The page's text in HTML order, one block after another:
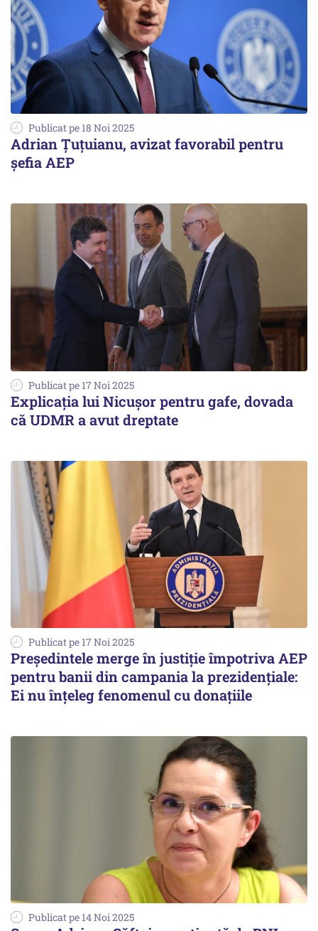
Publicat pe 18 Noi 2025
Adrian Țuțuianu, avizat favorabil pentru
șefia AEP
Publicat pe 17 Noi 2025
Explicația lui Nicușor pentru gafe, dovada
că UDMR a avut dreptate
Publicat pe 17 Noi 2025
Președintele merge în justiție împotriva AEP
pentru banii din campania la prezidențiale:
Ei nu înțeleg fenomenul cu donațiile
Publicat pe 14 Noi 2025